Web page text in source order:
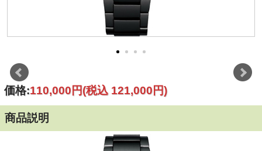
価格:110,000円(税込 121,000円)
商品説明